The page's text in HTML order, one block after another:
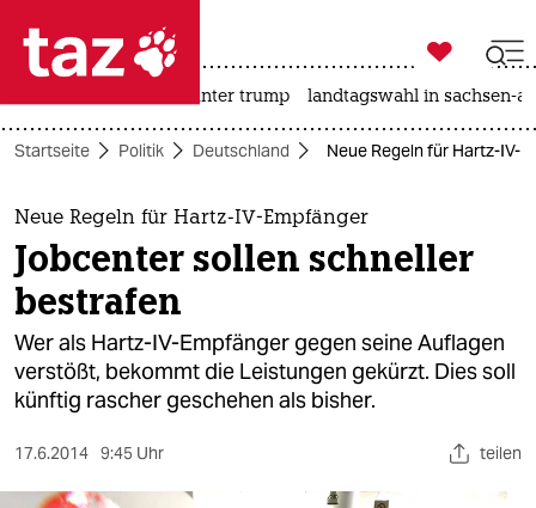
 taz zahl ich
taz zahl ich
themen
politik
öko
gesellschaft
sport

taz zahl ich
usa unter trump landtagswahl in sachsen-
Startseite Politik Deutschland Neue Regeln für Hartz-IV-
Neue Regeln für Hartz-IV-Empfänger
Jobcenter sollen schneller
bestrafen
Wer als Hartz-IV-Empfänger gegen seine Auflagen
verstößt, bekommt die Leistungen gekürzt. Dies soll
künftig rascher geschehen als bisher.
17.6.2014 9:45 Uhr teilen